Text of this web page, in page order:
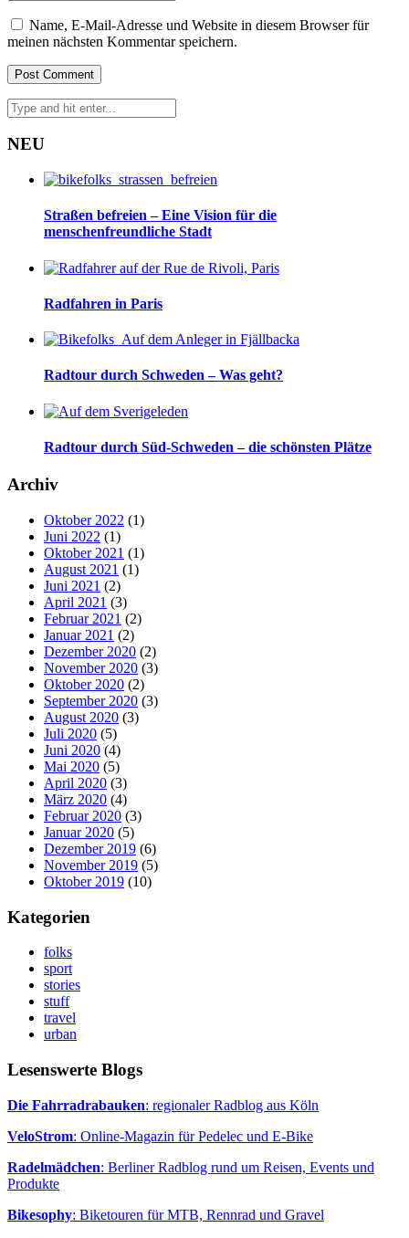
Name, E-Mail-Adresse und Website in diesem Browser für
meinen nächsten Kommentar speichern.
NEU
Straßen befreien – Eine Vision für die
menschenfreundliche Stadt
Radfahren in Paris
Radtour durch Schweden – Was geht?
Radtour durch Süd-Schweden – die schönsten Plätze
Archiv
Oktober 2022 (1)
Juni 2022 (1)
Oktober 2021 (1)
August 2021 (1)
Juni 2021 (2)
April 2021 (3)
Februar 2021 (2)
Januar 2021 (2)
Dezember 2020 (2)
November 2020 (3)
Oktober 2020 (2)
September 2020 (3)
August 2020 (3)
Juli 2020 (5)
Juni 2020 (4)
Mai 2020 (5)
April 2020 (3)
März 2020 (4)
Februar 2020 (3)
Januar 2020 (5)
Dezember 2019 (6)
November 2019 (5)
Oktober 2019 (10)
Kategorien
folks
sport
stories
stuff
travel
urban
Lesenswerte Blogs
Die Fahrradrabauken: regionaler Radblog aus Köln
VeloStrom: Online-Magazin für Pedelec und E-Bike
Radelmädchen: Berliner Radblog rund um Reisen, Events und
Produkte
Bikesophy: Biketouren für MTB, Rennrad und Gravel